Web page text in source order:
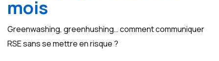
mois
Greenwashing, greenhushing… comment communiquer
RSE sans se mettre en risque ?